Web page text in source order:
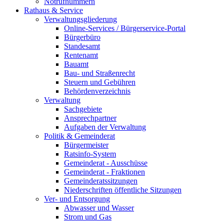
Rathaus & Service
Verwaltungsgliederung
Online-Services / Bürgerservice-Portal
Bürgerbüro
Standesamt
Rentenamt
Bauamt
Bau- und Straßenrecht
Steuern und Gebühren
Behördenverzeichnis
Verwaltung
Sachgebiete
Ansprechpartner
Aufgaben der Verwaltung
Politik & Gemeinderat
Bürgermeister
Ratsinfo-System
Gemeinderat - Ausschüsse
Gemeinderat - Fraktionen
Gemeinderatssitzungen
Niederschriften öffentliche Sitzungen
Ver- und Entsorgung
Abwasser und Wasser
Strom und Gas